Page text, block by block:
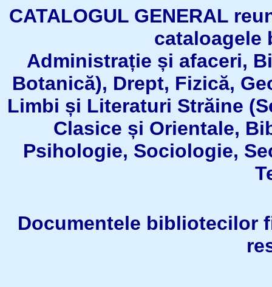
CATALOGUL GENERAL
Administrație și afaceri,
Botanică), Drept, Fizică,
Limbi și Literaturi Străine
Clasice și Orientale,
Psihologie, Sociologie,
Documentele bibliotecilor